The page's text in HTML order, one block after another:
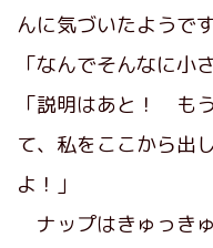
んに気づいたようです
「なんでそんなに小
「説明はあと！ も
て、私をここから出
よ！」
ナップはきゅっき